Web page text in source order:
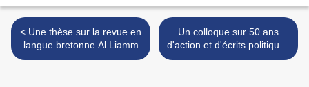
< Une thèse sur la revue en
langue bretonne Al Liamm
Un colloque sur 50 ans
d'action et d'écrits politiques
de Robert Lafont les 26 et